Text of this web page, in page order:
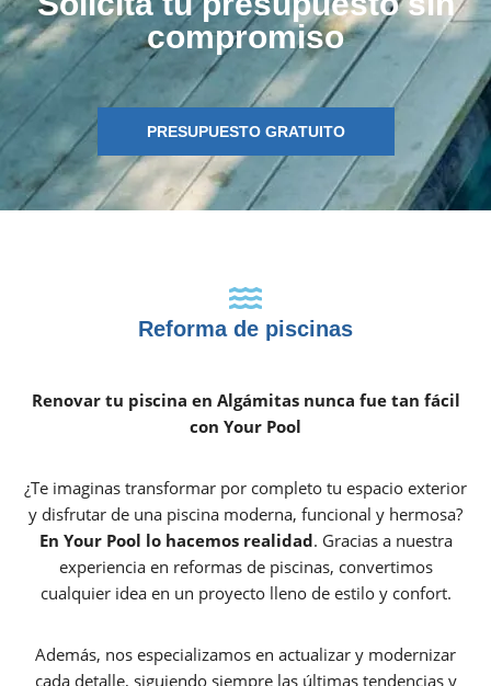
compromiso
PRESUPUESTO GRATUITO
Reforma de piscinas
Renovar tu piscina en Algámitas nunca fue tan fácil
con Your Pool
¿Te imaginas transformar por completo tu espacio exterior
y disfrutar de una piscina moderna, funcional y hermosa?
En Your Pool lo hacemos realidad. Gracias a nuestra
experiencia en reformas de piscinas, convertimos
cualquier idea en un proyecto lleno de estilo y confort.
Además, nos especializamos en actualizar y modernizar
cada detalle, siguiendo siempre las últimas tendencias y